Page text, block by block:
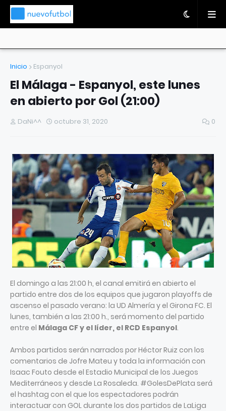
Inicio Espanyol
El Málaga - Espanyol, este lunes
en abierto por Gol (21:00)
DaNi^^ octubre 31, 2020 0
El domingo a las 21:00 h, el canal emitirá en abierto el
partido entre dos de los equipos que jugaron playoffs de
ascenso el pasado verano: la UD Almería y el Girona FC. El
lunes, también a las 21:00 h., será momento del partido
entre el Málaga CF y el líder, el RCD Espanyol.
Ambos partidos serán narrados por Héctor Ruiz con los
comentarios de Jofre Mateu y toda la información con
Isaac Fouto desde el Estadio Municipal de los Juegos
Mediterráneos y desde La Rosaleda. #GolesDePlata será
el hashtag con el que los espectadores podrán
interactuar con GOL durante los dos partidos de LaLiga